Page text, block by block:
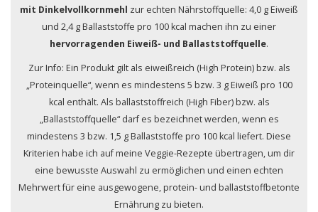
mit Dinkelvollkornmehl zur echten Nährstoffquelle: 4,0 g Eiweiß
und 2,4 g Ballaststoffe pro 100 kcal machen ihn zu einer
hervorragenden Eiweiß- und Ballaststoffquelle.
Zur Info: Ein Produkt gilt als eiweißreich (High Protein) bzw. als
„Proteinquelle“, wenn es mindestens 5 bzw. 3 g Eiweiß pro 100
kcal enthält. Als ballaststoffreich (High Fiber) bzw. als
„Ballaststoffquelle“ darf es bezeichnet werden, wenn es
mindestens 3 bzw. 1,5 g Ballaststoffe pro 100 kcal liefert. Diese
Kriterien habe ich auf meine Veggie-Rezepte übertragen, um dir
eine bewusste Auswahl zu ermöglichen und einen echten
Mehrwert für eine ausgewogene, protein- und ballaststoffbetonte
Ernährung zu bieten.